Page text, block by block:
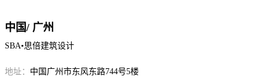
中国/ 广州
SBA•思倍建筑设计
地址： 中国广州市东风东路744号5楼